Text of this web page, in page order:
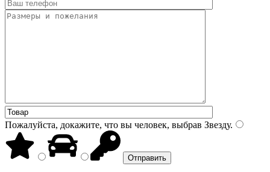
Пожалуйста, докажите, что вы человек, выбрав Звезду.